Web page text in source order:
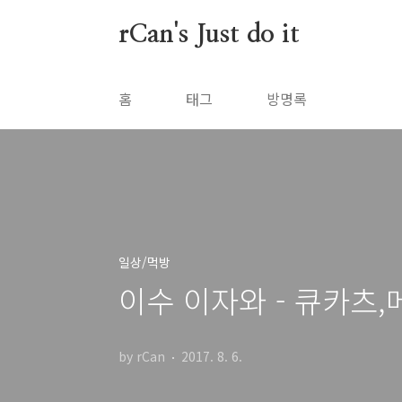
rCan's Just do it
홈 태그 방명록
일상/먹방
이수 이자와 - 큐카츠,
by rCan 2017. 8. 6.